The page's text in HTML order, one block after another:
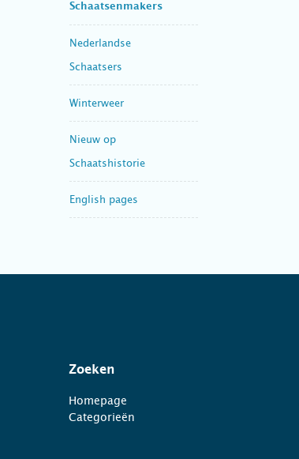
Schaatsenmakers
Nederlandse
Schaatsers
Winterweer
Nieuw op
Schaatshistorie
English pages
Zoeken
Homepage
Categorieën